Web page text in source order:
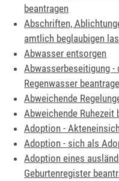
beantragen
Abschriften,
amtlich beglaubigen
Abwasser entsorgen
Abwasserbeseitigung -
Regenwasser
Abweichende
Abweichende Ruhezeit
Adoption -
Adoption - sich als
Adoption eines
Geburtenregister